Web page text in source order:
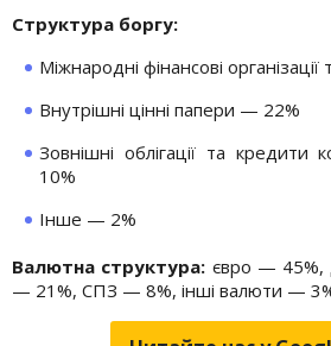
Структура боргу:
Міжнародні фінансові
Внутрішні цінні папери — 22%
Зовнішні облігації та кредити
10%
Інше — 2%
Валютна структура: євро — 45%,
— 21%, СПЗ — 8%, інші валюти —